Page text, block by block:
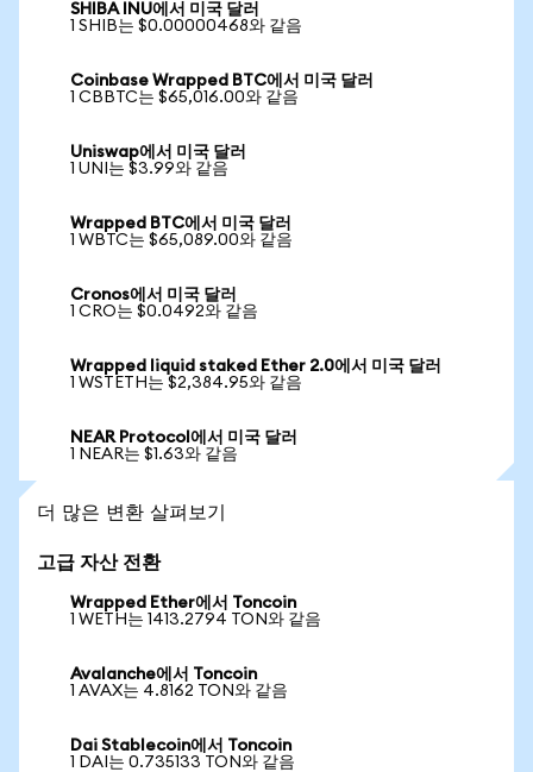
SHIBA INU에서 미국 달러
1 SHIB는 $0.00000468와 같음
Coinbase Wrapped BTC에서 미국 달러
1 CBBTC는 $65,016.00와 같음
Uniswap에서 미국 달러
1 UNI는 $3.99와 같음
Wrapped BTC에서 미국 달러
1 WBTC는 $65,089.00와 같음
Cronos에서 미국 달러
1 CRO는 $0.0492와 같음
Wrapped liquid staked Ether 2.0에서 미국 달러
1 WSTETH는 $2,384.95와 같음
NEAR Protocol에서 미국 달러
1 NEAR는 $1.63와 같음
더 많은 변환 살펴보기
고급 자산 전환
Wrapped Ether에서 Toncoin
1 WETH는 1413.2794 TON와 같음
Avalanche에서 Toncoin
1 AVAX는 4.8162 TON와 같음
Dai Stablecoin에서 Toncoin
1 DAI는 0.735133 TON와 같음